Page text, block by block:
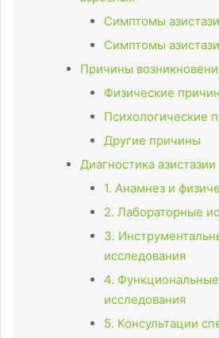
Симптомы
Симптомы
Причины
Физические
Психологические
Другие причины
Диагностика азистазии
1. Анамнез и
2. Лабораторные
3.
исследования
4. Функциональные
исследования
5. Консультации